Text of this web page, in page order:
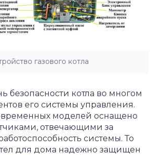
газового котла
безопасности котла во многом
его системы управления.
моделей оснащено
отвечающими за
системы. То
для дома надежно защищен